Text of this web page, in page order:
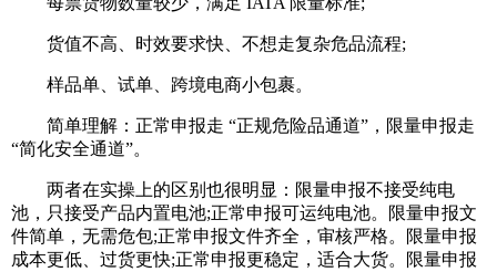
货值不高、时效要求快、不想走复杂危品流程;
样品单、试单、跨境电商小包裹。
简单理解：正常申报走 “正规危险品通道”，限量申报走
“简化安全通道”。
两者在实操上的区别也很明显：限量申报不接受纯电
池，只接受产品内置电池;正常申报可运纯电池。限量申报文
件简单，无需危包;正常申报文件齐全，审核严格。限量申报
成本更低、过货更快;正常申报更稳定，适合大货。限量申报